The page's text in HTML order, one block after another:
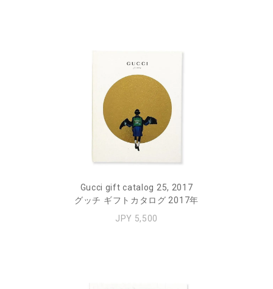
Gucci gift catalog 25, 2017
グッチ ギフトカタログ 2017年
JPY 5,500